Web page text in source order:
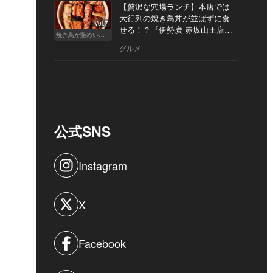
Vol.7
焼き鳥が艶めいてきた
【贅沢な穴場ランチ】本店では
大行列の焼き鳥丼が並ばずに食
せる！？『伊勢廣 赤坂山王店』
グルメ
公式SNS
Instagram
X
Facebook